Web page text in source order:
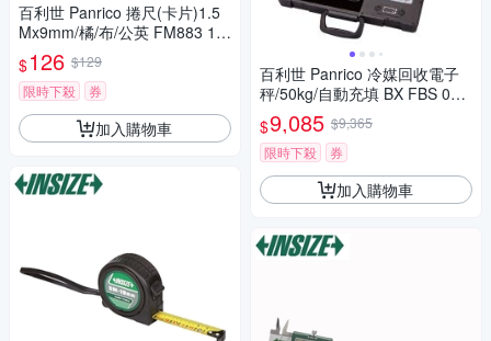
百利世 Panrico 捲尺(卡片)1.5
Mx9mm/橘/布/公英 FM883 15
93CC FM883-1593CC
$126 $129
限時下殺
券
加入購物車
百利世 Panrico 冷媒回收電子
秤/50kg/自動充填 BX FBS 050
AT BX-FBS-050AT
$9,085 $9,365
限時下殺
券
加入購物車